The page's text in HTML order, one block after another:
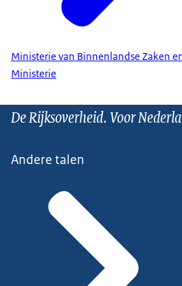
Ministerie van Binnenlandse Zaken
Ministerie
De Rijksoverheid. Voor
Andere talen